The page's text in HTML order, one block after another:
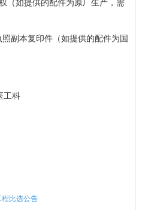
（如提供的配件为原厂生产，需
照副本复印件（如提供的配件为国
工科
程比选公告